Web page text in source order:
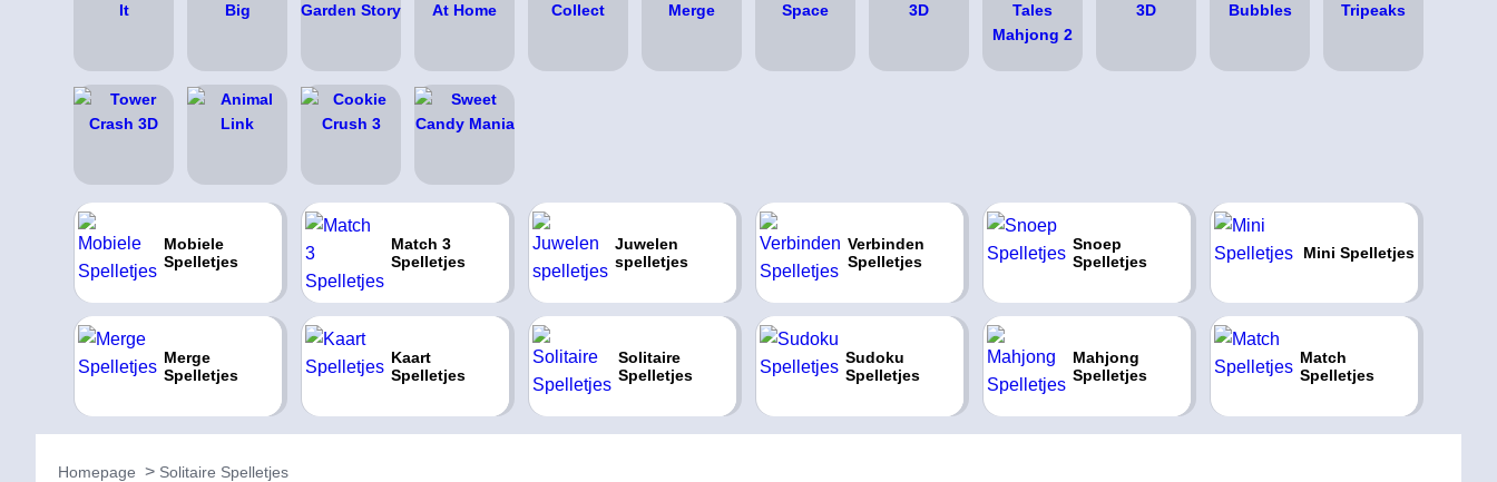
Mobiele
Spelletjes
Match 3
Spelletjes
Juwelen
spelletjes
Verbinden
Spelletjes
Snoep
Spelletjes
Mini Spelletjes
Merge
Spelletjes
Kaart
Spelletjes
Solitaire
Spelletjes
Sudoku
Spelletjes
Mahjong
Spelletjes
Match
Spelletjes
Homepage Solitaire Spelletjes